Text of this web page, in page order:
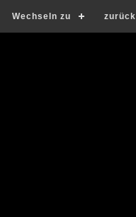
Wechseln zu zurück